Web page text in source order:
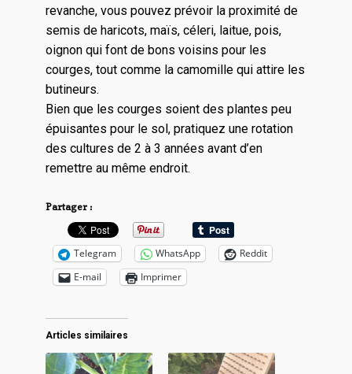
revanche, vous pouvez prévoir la proximité de
semis de haricots, maïs, céleri, laitue, pois,
oignon qui font de bons voisins pour les
courges, tout comme la camomille qui attire les
butineurs.
Bien que les courges soient des plantes peu
épuisantes pour le sol, pratiquez une rotation
des cultures de 2 à 3 années avant d’en
remettre au même endroit.
Partager :
Telegram WhatsApp
Reddit
E-mail
Imprimer
Articles similaires